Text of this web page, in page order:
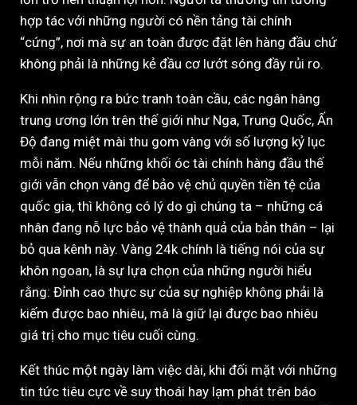
hợp tác với những người có nền tảng tài chính
“cứng”, nơi mà sự an toàn được đặt lên hàng đầu chứ
không phải là những kẻ đầu cơ lướt sóng đầy rủi ro.
Khi nhìn rộng ra bức tranh toàn cầu, các ngân hàng
trung ương lớn trên thế giới như Nga, Trung Quốc, Ấn
Độ đang miệt mài thu gom vàng với số lượng kỷ lục
mỗi năm. Nếu những khối óc tài chính hàng đầu thế
giới vẫn chọn vàng để bảo vệ chủ quyền tiền tệ của
quốc gia, thì không có lý do gì chúng ta – những cá
nhân đang nỗ lực bảo vệ thành quả của bản thân – lại
bỏ qua kênh này. Vàng 24k chính là tiếng nói của sự
khôn ngoan, là sự lựa chọn của những người hiểu
rằng: Đỉnh cao thực sự của sự nghiệp không phải là
kiếm được bao nhiêu, mà là giữ lại được bao nhiêu
giá trị cho mục tiêu cuối cùng.
Kết thúc một ngày làm việc dài, khi đối mặt với những
tin tức tiêu cực về suy thoái hay lạm phát trên báo